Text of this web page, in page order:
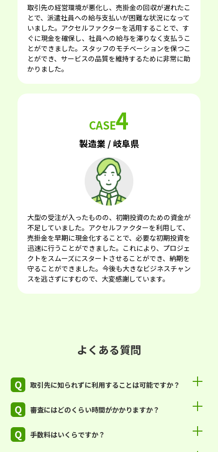
取引先の経営環境が悪化し、売掛⾦の回収が遅れたこ
とで、派遣社員への給与⽀払いが困難な状況になって
いました。アクセルファクターを活⽤することで、す
ぐに現⾦を確保し、社員への給与を滞りなく⽀払うこ
とができました。スタッフのモチベーションを保つこ
とができ、サービスの品質を維持するために⾮常に助
かりました。
CASE4
製造業 / 岐阜県
⼤型の受注が⼊ったものの、初期投資のための資⾦が
不⾜していました。アクセルファクターを利⽤して、
売掛⾦を早期に現⾦化することで、必要な初期投資を
迅速に⾏うことができました。これにより、プロジェ
クトをスムーズにスタートさせることができ、納期を
守ることができました。今後も⼤きなビジネスチャン
スを逃さずにすむので、⼤変感謝しています。
よくある質問
Q 取引先に知られずに利用することは可能ですか？
Q 審査にはどのくらい時間がかかりますか？
Q 手数料はいくらですか？